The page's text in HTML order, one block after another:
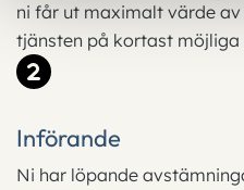
ni får ut maximalt värde av
tjänsten på kortast möjliga
Införande
Ni har löpande